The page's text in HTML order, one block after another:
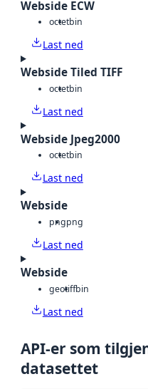
Webside ECW
octetbin
Last ned
Webside Tiled TIFF
octetbin
Last ned
Webside Jpeg2000
octetbin
Last ned
Webside
pngpng
Last ned
Webside
geotiffbin
Last ned
API-er som
datasettet